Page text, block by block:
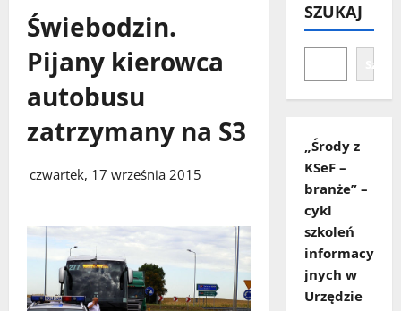
Świebodzin.
Pijany kierowca
autobusu
zatrzymany na S3
czwartek, 17 września 2015
SZUKAJ
„Środy z
KSeF –
branże” –
cykl
szkoleń
informacy
jnych w
Urzędzie